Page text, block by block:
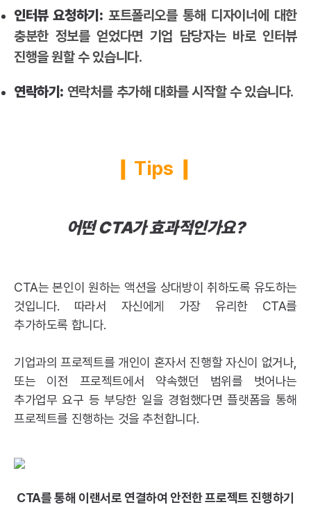
인터뷰 요청하기: 포트폴리오를 통해 디자이너에 대한
충분한 정보를 얻었다면 기업 담당자는 바로 인터뷰
진행을 원할 수 있습니다.
연락하기: 연락처를 추가해 대화를 시작할 수 있습니다.
❙ Tips ❙
어떤 CTA가 효과적인가요?
CTA는 본인이 원하는 액션을 상대방이 취하도록 유도하는
것입니다. 따라서 자신에게 가장 유리한 CTA를
추가하도록 합니다.
기업과의 프로젝트를 개인이 혼자서 진행할 자신이 없거나,
또는 이전 프로젝트에서 약속했던 범위를 벗어나는
추가업무 요구 등 부당한 일을 경험했다면 플랫폼을 통해
프로젝트를 진행하는 것을 추천합니다.
CTA를 통해 이랜서로 연결하여 안전한 프로젝트 진행하기